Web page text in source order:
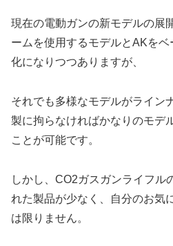
現在の電動ガンの新モデルの展
ームを使用するモデルとAKを
化になりつつありますが、
それでも多様なモデルがライン
製に拘らなければかなりのモデ
ことが可能です。
しかし、CO2ガスガンライフル
れた製品が少なく、自分のお気
は限りません。